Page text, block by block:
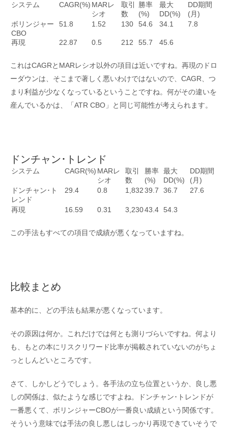
システム CAGR(%) MARレ
シオ
取引
数
勝率
(%)
最大
DD(%)
DD期間
(月)
ボリンジャー
CBO
51.8 1.52 130 54.6 34.1 7.8
再現 22.87 0.5 212 55.7 45.6
これはCAGRとMARレシオ以外の項目は近いですね。再現のドロ
ーダウンは、そこまで著しく悪いわけではないので、CAGR、つ
まり利益が少なくなっているということですね。何がその違いを
産んでいるかは、「ATR CBO」と同じ可能性が考えられます。
ドンチャン･トレンド
システム CAGR(%) MARレ
シオ
取引
数
勝率
(%)
最大
DD(%)
DD期間
(月)
ドンチャン･ト
レンド
29.4 0.8 1,83239.7 36.7 27.6
再現 16.59 0.31 3,23043.4 54.3
この手法もすべての項目で成績が悪くなっていますね。
比較まとめ
基本的に、どの手法も結果が悪くなっています。
その原因は何か。これだけでは何とも測りづらいですね。何より
も、もとの本にリスクリワード比率が掲載されていないのがちょ
っとしんどいところです。
さて、しかしどうでしょう。各手法の立ち位置というか、良し悪
しの関係は、似たような感じですよね。ドンチャン･トレンドが
一番悪くて、ボリンジャーCBOが一番良い成績という関係です。
そういう意味では手法の良し悪しはしっかり再現できていそうで